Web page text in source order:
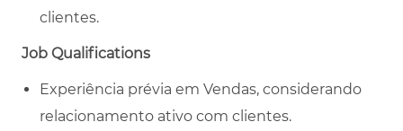
clientes.
Job Qualifications
Experiência prévia em Vendas, considerando
relacionamento ativo com clientes.